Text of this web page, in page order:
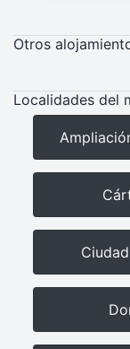
Otros
Localidades del